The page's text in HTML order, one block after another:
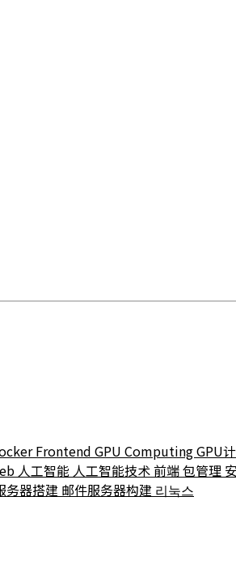
Frontend GPU ComputingGPU
人工智能 人工智能技术前端包管理
务器搭建 邮件服务器构建 리눅스